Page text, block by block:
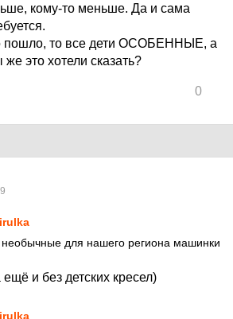
кому-то меньше. Да и сама
пошло, то все дети ОСОБЕННЫЕ, а
это хотели сказать?
0
для нашего региона машинки
и без детских кресел)